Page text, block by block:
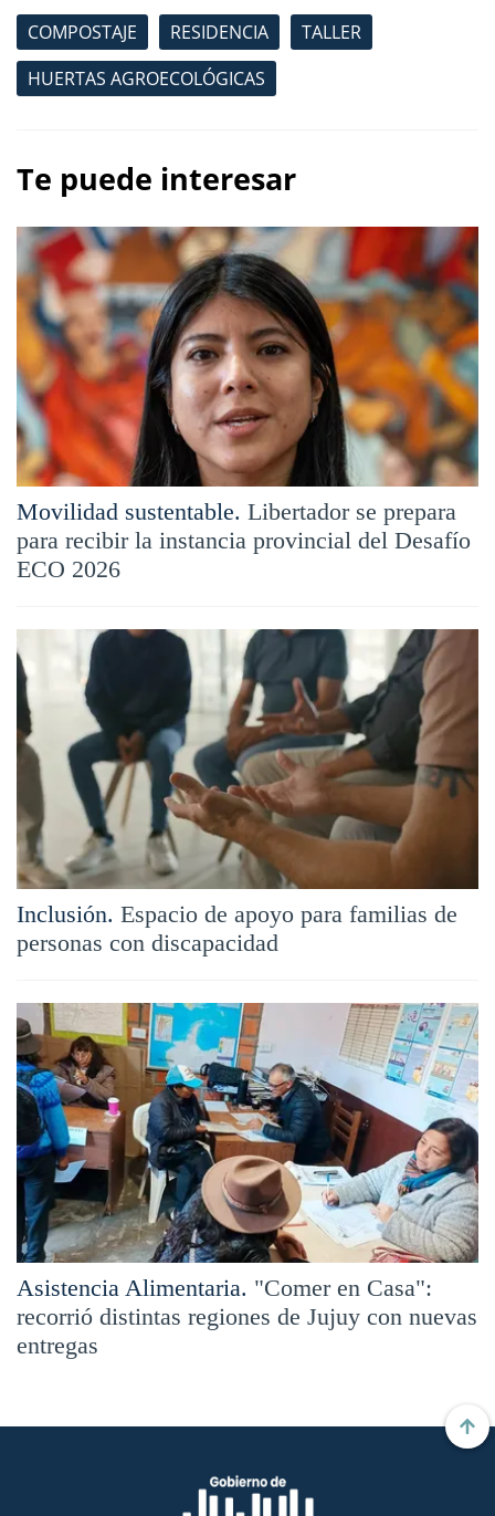
COMPOSTAJE RESIDENCIA
TALLER
HUERTAS AGROECOLÓGICAS
Te puede interesar
Movilidad sustentable. Libertador se prepara
para recibir la instancia provincial del Desafío
ECO 2026
Inclusión. Espacio de apoyo para familias de
personas con discapacidad
Asistencia Alimentaria. "Comer en Casa":
recorrió distintas regiones de Jujuy con nuevas
entregas